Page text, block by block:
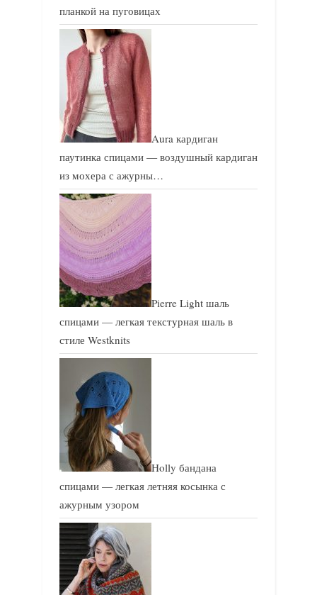
планкой на пуговицах
Aura кардиган
паутинка спицами — воздушный кардиган
из мохера с ажурны…
Pierre Light шаль
спицами — легкая текстурная шаль в
стиле Westknits
Holly бандана
спицами — легкая летняя косынка с
ажурным узором